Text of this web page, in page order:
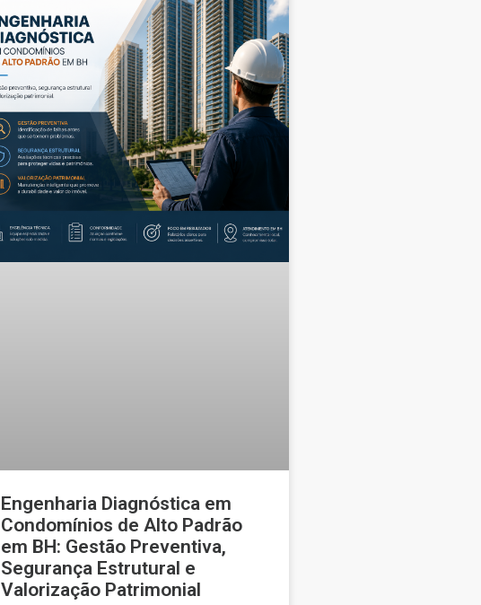
Engenharia Diagnóstica em
Condomínios de Alto Padrão
em BH: Gestão Preventiva,
Segurança Estrutural e
Valorização Patrimonial